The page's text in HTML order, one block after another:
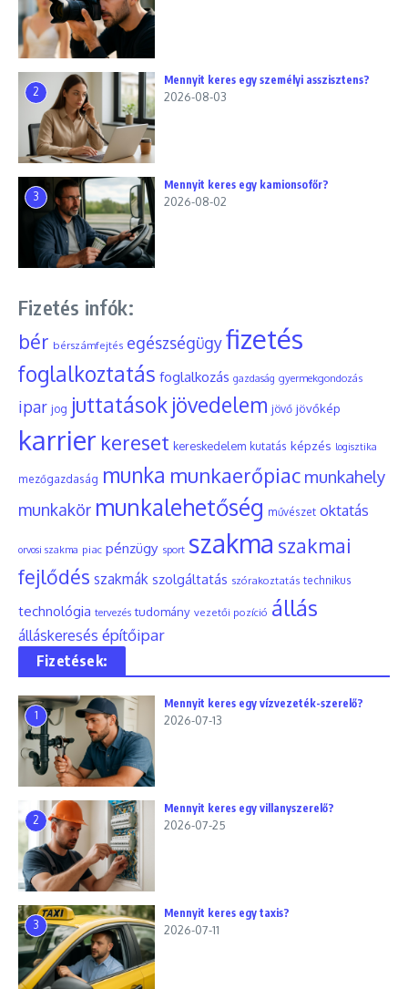
2
Mennyit keres egy személyi asszisztens?
2026-08-03
3
Mennyit keres egy kamionsofőr?
2026-08-02
Fizetés infók:
bér bérszámfejtés egészségügyfizetés
foglalkoztatás foglalkozás gazdaság gyermekgondozás
ipar jog juttatások jövedelem jövő jövőkép
karrier kereset kereskedelem kutatás képzés logisztika
mezőgazdaság munka munkaerőpiac munkahely
munkakör munkalehetőség művészet oktatás
orvosi szakma piac pénzügy sport szakma szakmai
fejlődés szakmák szolgáltatás szórakoztatás technikus
technológia tervezés tudomány vezetői pozíció állás
álláskeresés építőipar
Fizetések:
1
Mennyit keres egy vízvezeték-szerelő?
2026-07-13
2
Mennyit keres egy villanyszerelő?
2026-07-25
3
Mennyit keres egy taxis?
2026-07-11